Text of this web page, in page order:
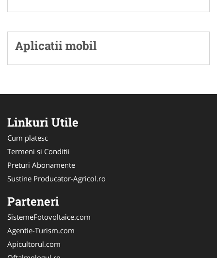
Aplicatii mobil
Linkuri Utile
Cum platesc
Termeni si Conditii
Preturi Abonamente
Sustine Producator-Agricol.ro
Parteneri
SistemeFotovoltaice.com
Agentie-Turism.com
Apicultorul.com